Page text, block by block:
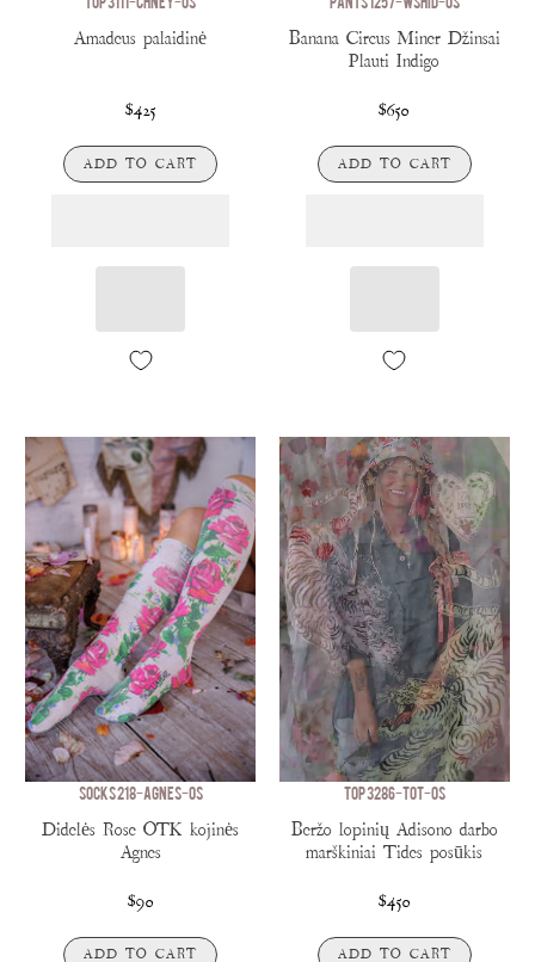
Amadeus palaidinė
$425
ADD TO CART
Banana Circus Miner Džinsai
Plauti Indigo
$650
ADD TO CART
SOCKS 218-AGNES-OS
Didelės Rose OTK kojinės
Agnes
$90
ADD TO CART
TOP 3286-TOT-OS
Beržo lopinių Adisono darbo
marškiniai Tides posūkis
$450
ADD TO CART